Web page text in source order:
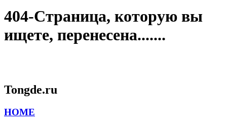
404-Страница, которую вы
ищете, перенесена.......
Tongde.ru
HOME